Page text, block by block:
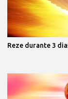
Reze durante 3